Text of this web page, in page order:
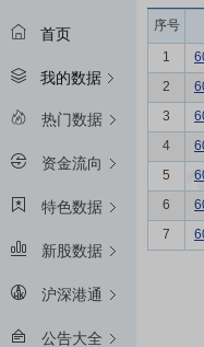
首页
我的数据
热门数据
资金流向
特色数据
新股数据
沪深港通
公告大全
序号
1
2
3
4
5
6
7